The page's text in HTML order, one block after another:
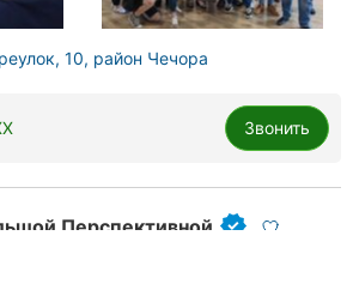
10, район Чечора
Звонить
Перспективной